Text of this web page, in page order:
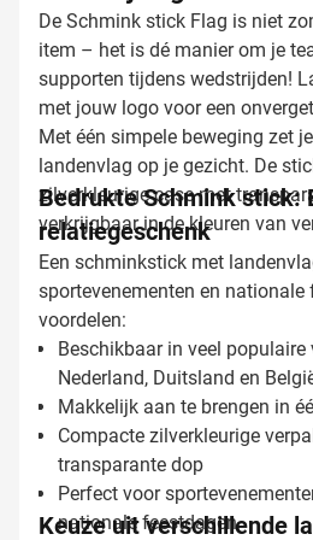
De Schmink stick Flag is niet
item – het is dé manier om je
supporten tijdens wedstrijden!
met jouw logo voor een
Met één simpele beweging zet
landenvlag op je gezicht. De
zilverkleurige case met
verkrijgbaar in de kleuren van
Bedrukte Schmink stick:
relatiegeschenk
Een schminkstick met
sportevenementen en nationale
voordelen:
Beschikbaar in veel
Nederland, Duitsland en
Makkelijk aan te brengen in
Compacte zilverkleurige
transparante dop
Perfect voor
nationale feestdagen
Keuze uit verschillende